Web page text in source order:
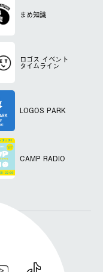
まめ知識
ロゴス イベント
タイムライン
LOGOS PARK
CAMP RADIO